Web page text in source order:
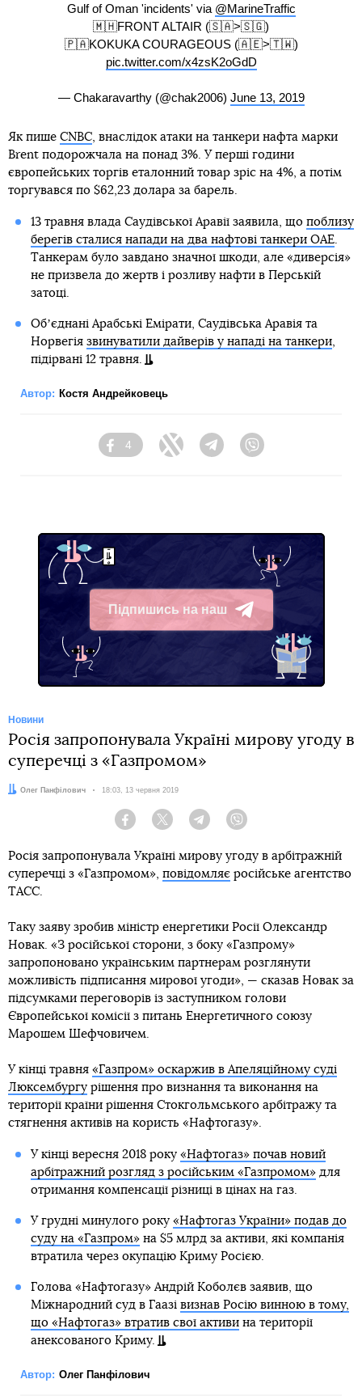
Gulf of Oman 'incidents' via @MarineTraffic
🇲🇭FRONT ALTAIR (🇸🇦>🇸🇬)
🇵🇦KOKUKA COURAGEOUS (🇦🇪>🇹🇼)
pic.twitter.com/x4zsK2oGdD
— Chakaravarthy (@chak2006) June 13, 2019
Як пише CNBC, внаслідок атаки на танкери нафта марки
Brent подорожчала на понад 3%. У перші години
європейських торгів еталонний товар зріс на 4%, а потім
торгувався по $62,23 долара за барель.
13 травня влада Саудівської Аравії заявила, що поблизу
берегів сталися напади на два нафтові танкери ОАЕ.
Танкерам було завдано значної шкоди, але «диверсія»
не призвела до жертв і розливу нафти в Перській
затоці.
Обʼєднані Арабські Емірати, Саудівська Аравія та
Норвегія звинуватили дайверів у нападі на танкери,
підірвані 12 травня.
Автор: Костя Андрейковець
Facebook
4
Twitter TelegramViber
Підпишись на наш
Telegram
Новини
Росія запропонувала Україні мирову угоду в
суперечці з «Газпромом»
Автор:
Олег Панфілович Дата:
18:03, 13 червня 2019
Facebook Twitter Telegram
Росія запропонувала Україні мирову угоду в арбітражній
суперечці з «Газпромом», повідомляє російське агентство
ТАСС.
Таку заяву зробив міністр енергетики Росії Олександр
Новак. «З російської сторони, з боку «Газпрому»
запропоновано українським партнерам розглянути
можливість підписання мирової угоди», — сказав Новак за
підсумками переговорів із заступником голови
Європейської комісії з питань Енергетичного союзу
Марошем Шефчовичем.
У кінці травня «Газпром» оскаржив в Апеляційному суді
Люксембургу рішення про визнання та виконання на
території країни рішення Стокгольмського арбітражу та
стягнення активів на користь «Нафтогазу».
У кінці вересня 2018 року «Нафтогаз» почав новий
арбітражний розгляд з російським «Газпромом»для
отримання компенсації різниці в цінах на газ.
У грудні минулого року «Нафтогаз України» подав до
суду на «Газпром»на $5 млрд за активи, які компанія
втратила через окупацію Криму Росією.
Голова «Нафтогазу» Андрій Коболєв заявив, що
Міжнародний суд в Гаазі визнав Росію винною в тому,
що «Нафтогаз» втратив свої активина території
анексованого Криму.
Автор: Олег Панфілович